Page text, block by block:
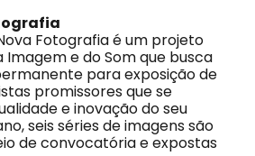
Fotografia é um projeto
Imagem e do Som que busca
para exposição de
promissores que se
e inovação do seu
seis séries de imagens são
de convocatória e expostas